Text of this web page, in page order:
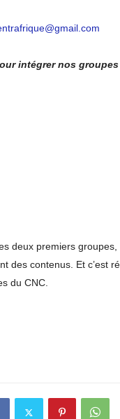
intégrer nos
deux premiers groupes,
des contenus. Et c’est
du CNC.